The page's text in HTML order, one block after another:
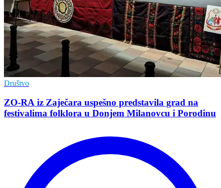
Društvo
ZO-RA iz Zaječara uspešno predstavila grad na
festivalima folklora u Donjem Milanovcu i Porodinu